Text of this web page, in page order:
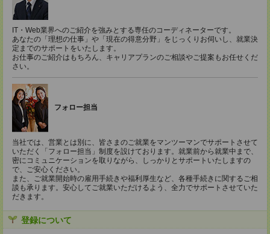
IT・Web業界へのご紹介を強みとする専任のコーディネーターです。
あなたの「理想の仕事」や「現在の得意分野」をじっくりお伺いし、就業決
定までのサポートをいたします。
お仕事のご紹介はもちろん、キャリアプランのご相談やご提案もお任せくだ
さい。
フォロー担当
当社では、営業とは別に、皆さまのご就業をマンツーマンでサポートさせて
いただく「フォロー担当」制度を設けております。就業前から就業中まで、
密にコミュニケーションを取りながら、しっかりとサポートいたしますの
で、ご安心ください。
また、ご就業開始時の雇用手続きや福利厚生など、各種手続きに関するご相
談も承ります。安心してご就業いただけるよう、全力でサポートさせていた
だきます。
登録について